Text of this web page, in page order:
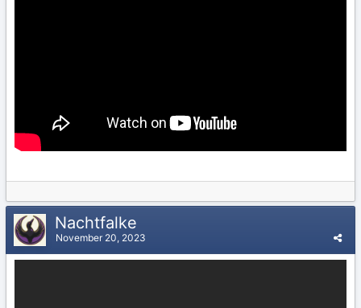
Nachtfalke
November 20, 2023